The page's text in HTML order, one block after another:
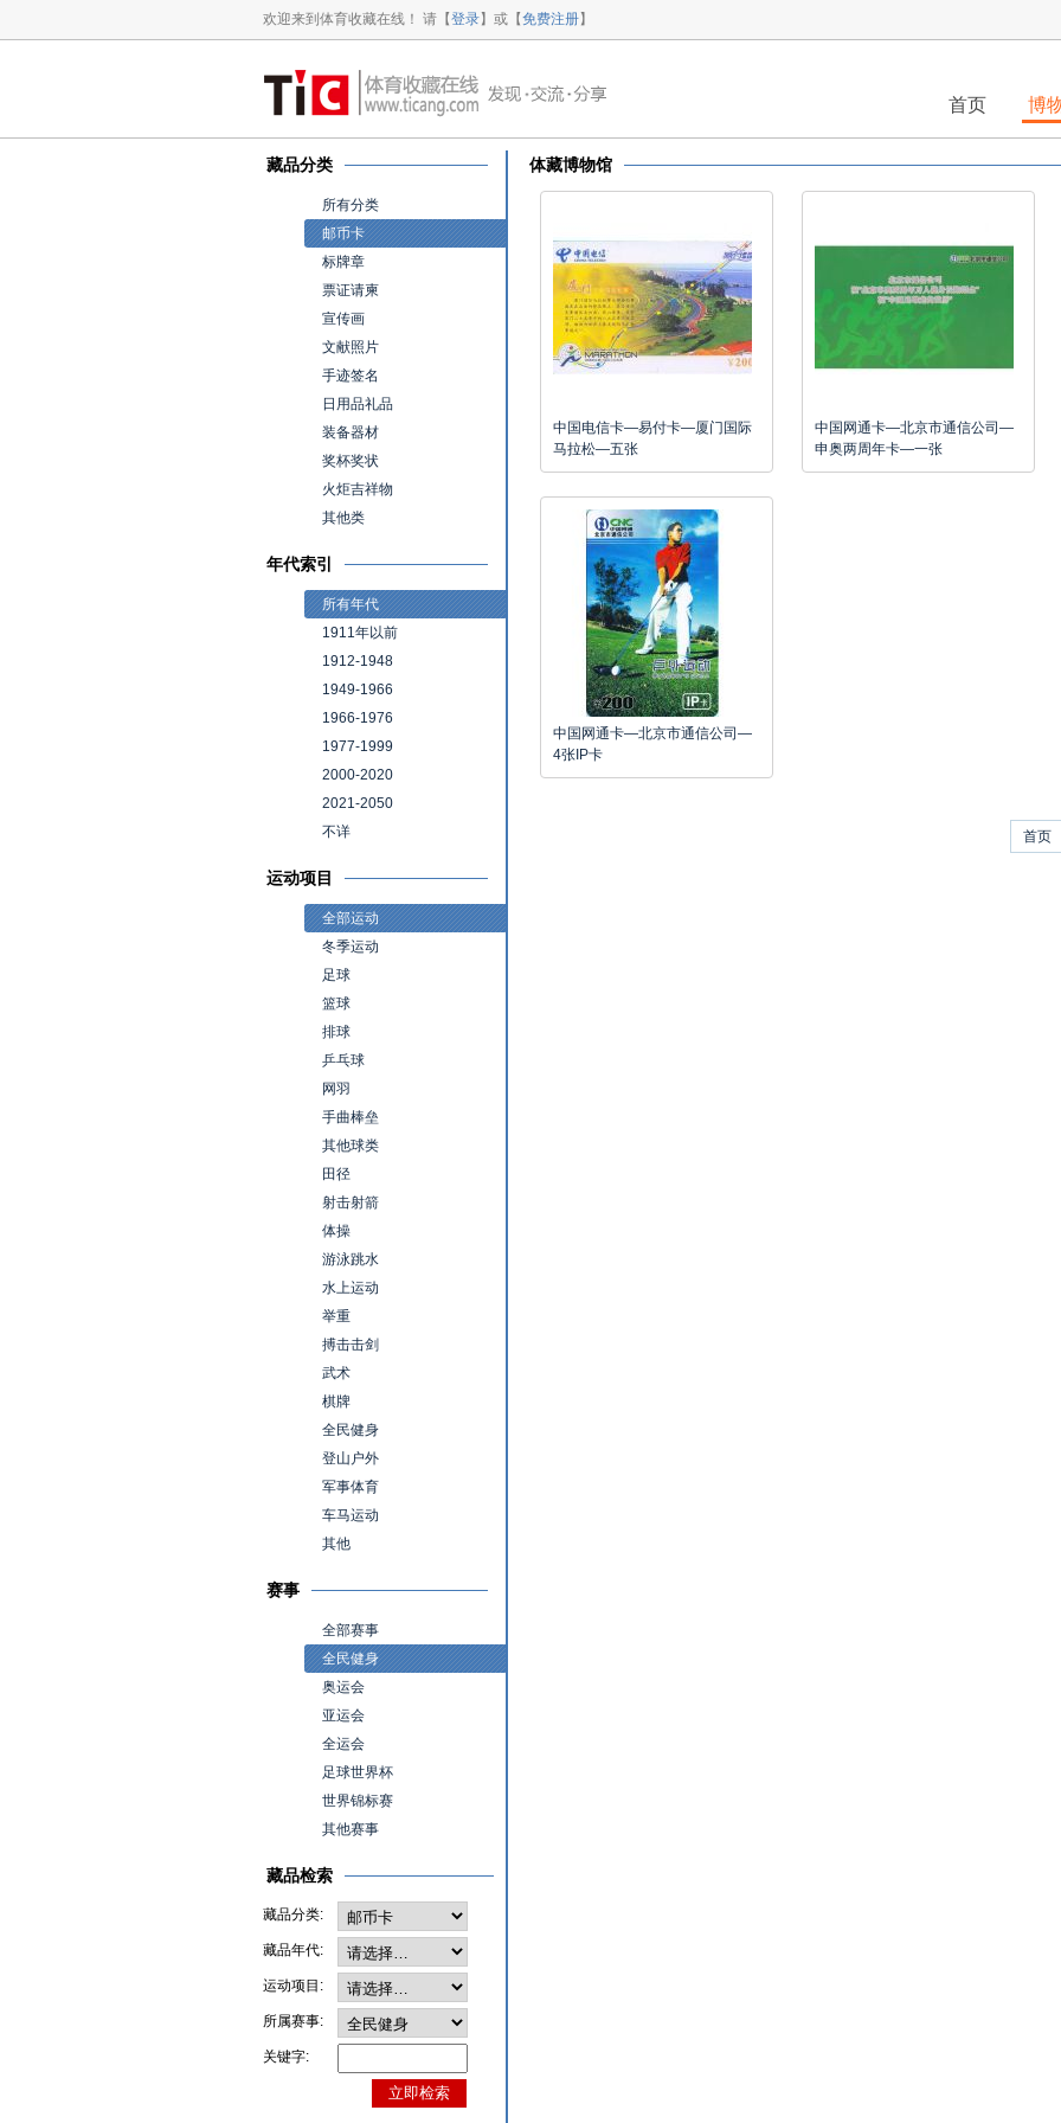
欢迎来到体育收藏在线！ 请【登录】或【免费注册】
首页 博
藏品分类
所有分类
邮币卡
标牌章
票证请柬
宣传画
文献照片
手迹签名
日用品礼品
装备器材
奖杯奖状
火炬吉祥物
其他类
年代索引
所有年代
1911年以前
1912-1948
1949-1966
1966-1976
1977-1999
2000-2020
2021-2050
不详
运动项目
全部运动
冬季运动
足球
篮球
排球
乒乓球
网羽
手曲棒垒
其他球类
田径
射击射箭
体操
游泳跳水
水上运动
举重
搏击击剑
武术
棋牌
全民健身
登山户外
军事体育
车马运动
其他
赛事
全部赛事
全民健身
奥运会
亚运会
全运会
足球世界杯
世界锦标赛
其他赛事
藏品检索
藏品分类:
藏品年代:
运动项目:
所属赛事:
关键字:
体藏博物馆
中国电信卡—易付卡—厦门国际
马拉松—五张
中国网通卡—北京市通信公司—
申奥两周年卡—一张
中国网通卡—北京市通信公司—
4张IP卡
首页